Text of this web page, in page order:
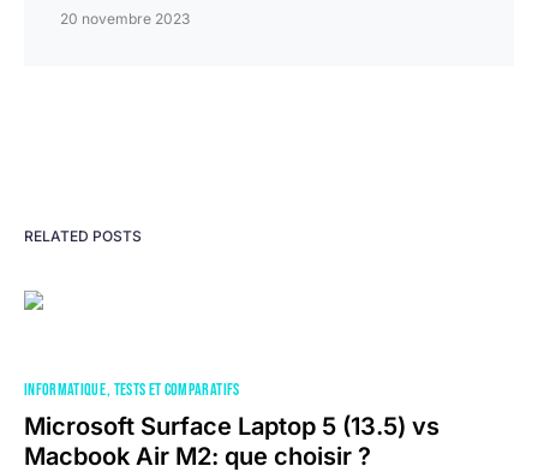
20 novembre 2023
RELATED POSTS
INFORMATIQUE TESTS ET COMPARATIFS
Microsoft Surface Laptop 5 (13.5) vs
Macbook Air M2: que choisir ?